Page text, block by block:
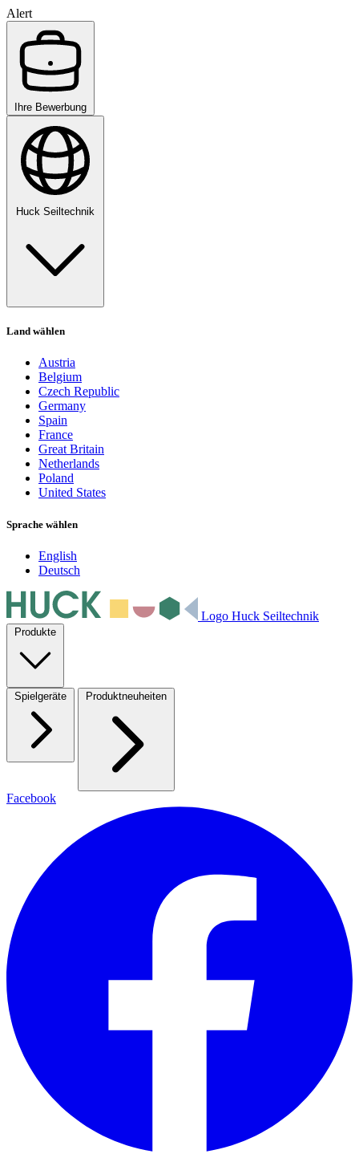
Alert
Ihre Bewerbung
Huck Seiltechnik
Land wählen
Austria
Belgium
Czech Republic
Germany
Spain
France
Great Britain
Netherlands
Poland
United States
Sprache wählen
English
Deutsch
Logo Huck Seiltechnik
Produkte
Spielgeräte Produktneuheiten
Facebook